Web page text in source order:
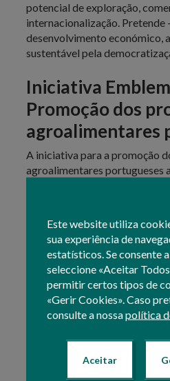
Este website utiliza
sua experiência de
estatísticos. Se consente
seleccione «Aceitar
permitir certos tipos de
«Gerir Cookies». Caso
consulte a nossapolítica
Aceitar
potencial de exploração,
internacionalização. Pretende
desenvolvimento económico,
sustentável pela
Iniciativa
Promoção dos
agroalimentares
A iniciativa para a promoção
agroalimentares portugueses
agroalimentares com o selo
externa terá como objetivo
a reputação dos produtos
nos mercados internacionais,
captação de investimento
Iniciativa
Excelência da
produção